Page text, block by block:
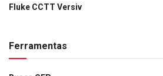
Fluke CCTT Versiv
Ferramentas